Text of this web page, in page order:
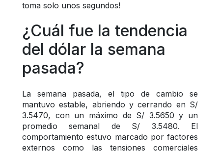
toma solo unos segundos!
¿Cuál fue la tendencia
del dólar la semana
pasada?
La semana pasada, el tipo de cambio se
mantuvo estable, abriendo y cerrando en S/
3.5470, con un máximo de S/ 3.5650 y un
promedio semanal de S/ 3.5480. El
comportamiento estuvo marcado por factores
externos como las tensiones comerciales